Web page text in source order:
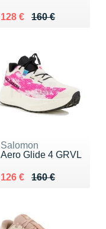
160 €
Au lieu de 160 €
128 €
Vendu 128 €
Salomon
Aero Glide 4 GRVL
160 €
Au lieu de 160 €
126 €
Vendu 126 €